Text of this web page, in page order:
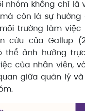
nhóm không chỉ là
còn là sự hướng
trường làm việc
cứu của Gallup
thể ảnh hưởng
của nhân viên,
giữa quản lý